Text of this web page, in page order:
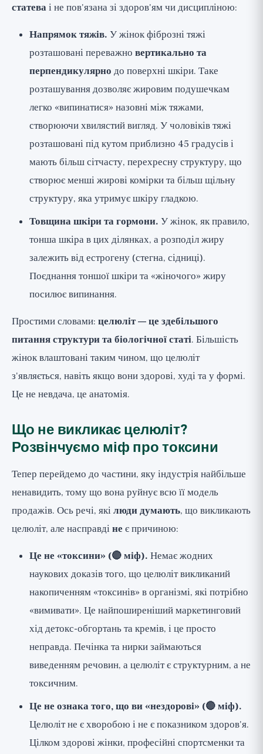
статеваі не пов'язана зі здоров'ям чи дисципліною:
Напрямок тяжів. У жінок фіброзні тяжі
розташовані переважно вертикально та
перпендикулярно до поверхні шкіри. Таке
розташування дозволяє жировим подушечкам
легко «випинатися» назовні між тяжами,
створюючи хвилястий вигляд. У чоловіків тяжі
розташовані під кутом приблизно 45 градусів і
мають більш сітчасту, перехресну структуру, що
створює менші жирові комірки та більш щільну
структуру, яка утримує шкіру гладкою.
Товщина шкіри та гормони. У жінок, як правило,
тонша шкіра в цих ділянках, а розподіл жиру
залежить від естрогену (стегна, сідниці).
Поєднання тоншої шкіри та «жіночого» жиру
посилює випинання.
Простими словами: целюліт — це здебільшого
питання структури та біологічної статі. Більшість
жінок влаштовані таким чином, що целюліт
з'являється, навіть якщо вони здорові, худі та у формі.
Це не невдача, це анатомія.
Що не викликає целюліт?
Розвінчуємо міф про токсини
Тепер перейдемо до частини, яку індустрія найбільше
ненавидить, тому що вона руйнує всю її модель
продажів. Ось речі, якілюди думають, що викликають
целюліт, але насправдіне є причиною:
Це не «токсини» (🔴 міф). Немає жодних
наукових доказів того, що целюліт викликаний
накопиченням «токсинів» в організмі, які потрібно
«вимивати». Це найпоширеніший маркетинговий
хід детокс-обгортань та кремів, і це просто
неправда. Печінка та нирки займаються
виведенням речовин, а целюліт є структурним, а не
токсичним.
Це не ознака того, що ви «нездорові» (🔴 міф).
Целюліт не є хворобою і не є показником здоров'я.
Цілком здорові жінки, професійні спортсменки та